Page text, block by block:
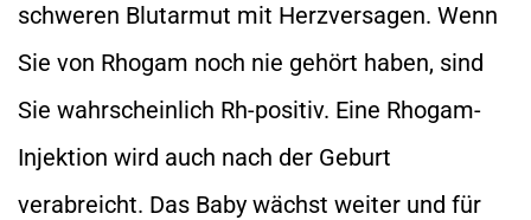
schweren Blutarmut mit Herzversagen. Wenn
Sie von Rhogam noch nie gehört haben, sind
Sie wahrscheinlich Rh-positiv. Eine Rhogam-
Injektion wird auch nach der Geburt
verabreicht. Das Baby wächst weiter und für